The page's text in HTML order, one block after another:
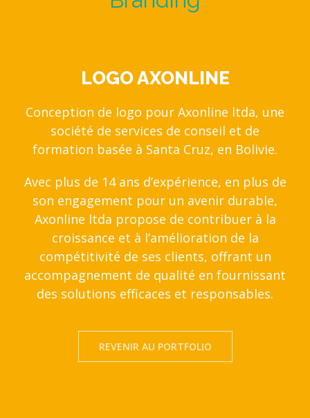
LOGO AXONLINE
Conception de logo pour Axonline ltda, une
société de services de conseil et de
formation basée à Santa Cruz, en Bolivie.
Avec plus de 14 ans d’expérience, en plus de
son engagement pour un avenir durable,
Axonline ltda propose de contribuer à la
croissance et à l’amélioration de la
compétitivité de ses clients, offrant un
accompagnement de qualité en fournissant
des solutions efficaces et responsables.
REVENIR AU PORTFOLIO